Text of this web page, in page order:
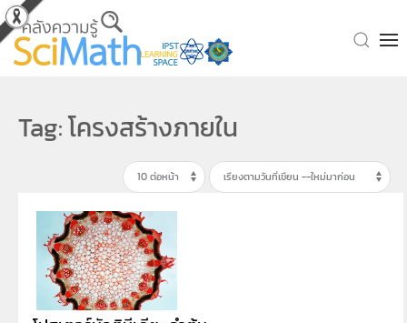
Skip to main content
Tag: โครงสร้างภายใน